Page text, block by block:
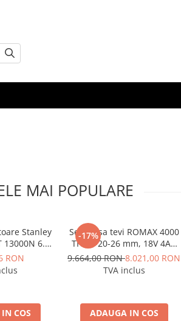
MAI POPULARE
Stanley
13000N 6.5
RON
COS
-17%
Set presa tevi ROMAX 4000
TH 16-20-26 mm, 18V 4Ah
EU
9.664,00 RON8.021,00 RON
TVA inclus
ADAUGA IN COS